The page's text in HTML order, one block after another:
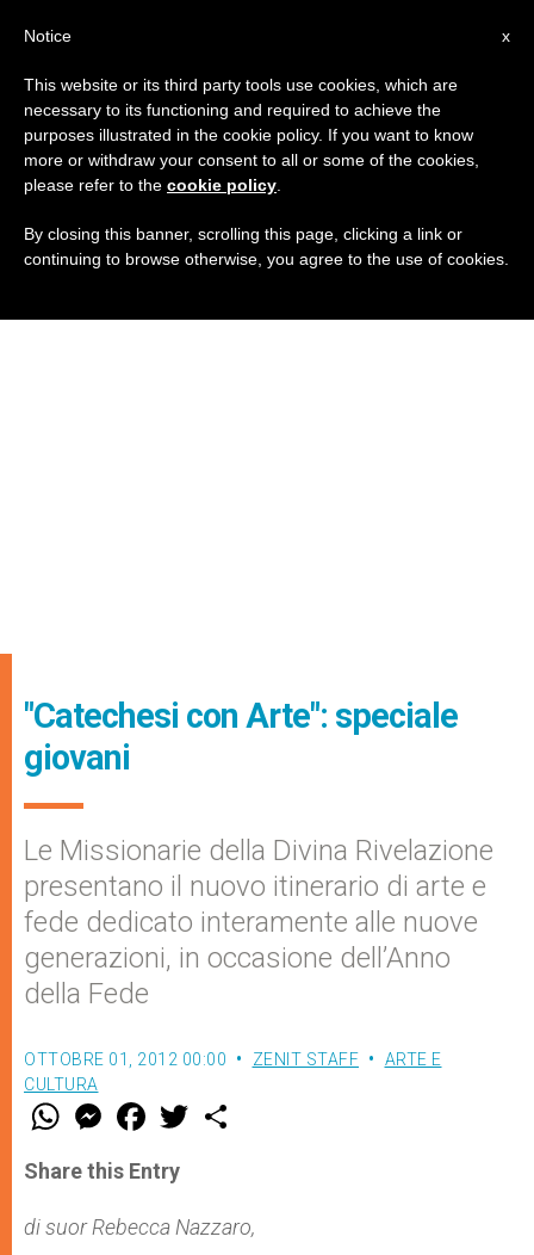
"Catechesi con Arte": speciale
giovani
Le Missionarie della Divina Rivelazione
presentano il nuovo itinerario di arte e
fede dedicato interamente alle nuove
generazioni, in occasione dell’Anno
della Fede
OTTOBRE 01, 2012 00:00 ZENIT STAFF
ARTE E
CULTURA
W
t
s
p
p
M
e
s
e
g
e
F
a
e
b
o
k
w
r
Share this Entry
di suor Rebecca Nazzaro,
x
Notice
This website or its third party tools use cookies, which are
necessary to its functioning and required to achieve the
purposes illustrated in the cookie policy. If you want to know
more or withdraw your consent to all or some of the cookies,
please refer to the cookie policy
By closing this banner, scrolling this page, clicking a link or
continuing to browse otherwise, you agree to the use of cookies.